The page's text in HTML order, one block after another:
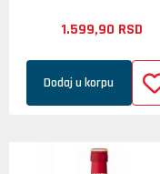
1.599,90 RSD
Dodaj u korpu